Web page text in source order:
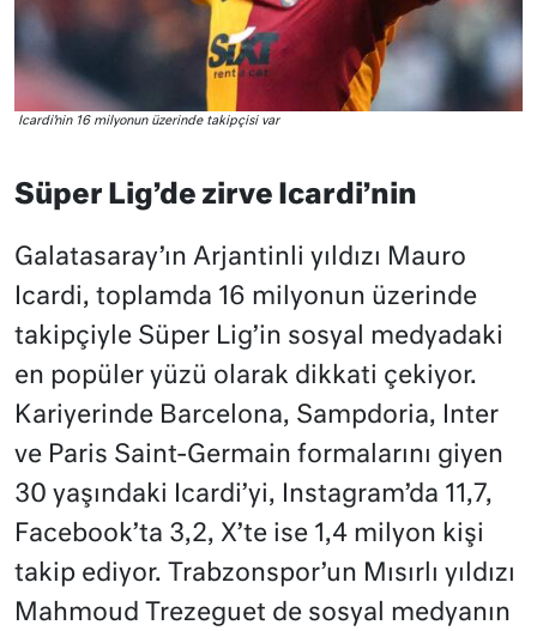
Icardi’nin 16 milyonun üzerinde takipçisi var
Süper Lig’de zirve Icardi’nin
Galatasaray’ın Arjantinli yıldızı Mauro
Icardi, toplamda 16 milyonun üzerinde
takipçiyle Süper Lig’in sosyal medyadaki
en popüler yüzü olarak dikkati çekiyor.
Kariyerinde Barcelona, Sampdoria, Inter
ve Paris Saint-Germain formalarını giyen
30 yaşındaki Icardi’yi, Instagram’da 11,7,
Facebook’ta 3,2, X’te ise 1,4 milyon kişi
takip ediyor. Trabzonspor’un Mısırlı yıldızı
Mahmoud Trezeguet de sosyal medyanın